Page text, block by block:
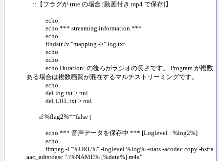
::【フラグが true の場合 [動画付き mp4 で保存]】
echo.
echo *** streaming information ***
echo.
findstr /v "mapping ->" log.txt
echo.
echo.
echo Duration: の後ろがラジオの長さです。 Program が複数
ある場合は複数画質が混在するマルチストリーミングです。
echo.
del log.txt > nul
del URL.txt > nul
if %flag2%==false (
echo *** 音声データを保存中 *** [Loglevel : %log2%]
echo.
ffmpeg -i "%URL%" -loglevel %log% -stats -acodec copy -bsf:a
aac_adtstoasc ".\%NAME% [%date%].m4a"